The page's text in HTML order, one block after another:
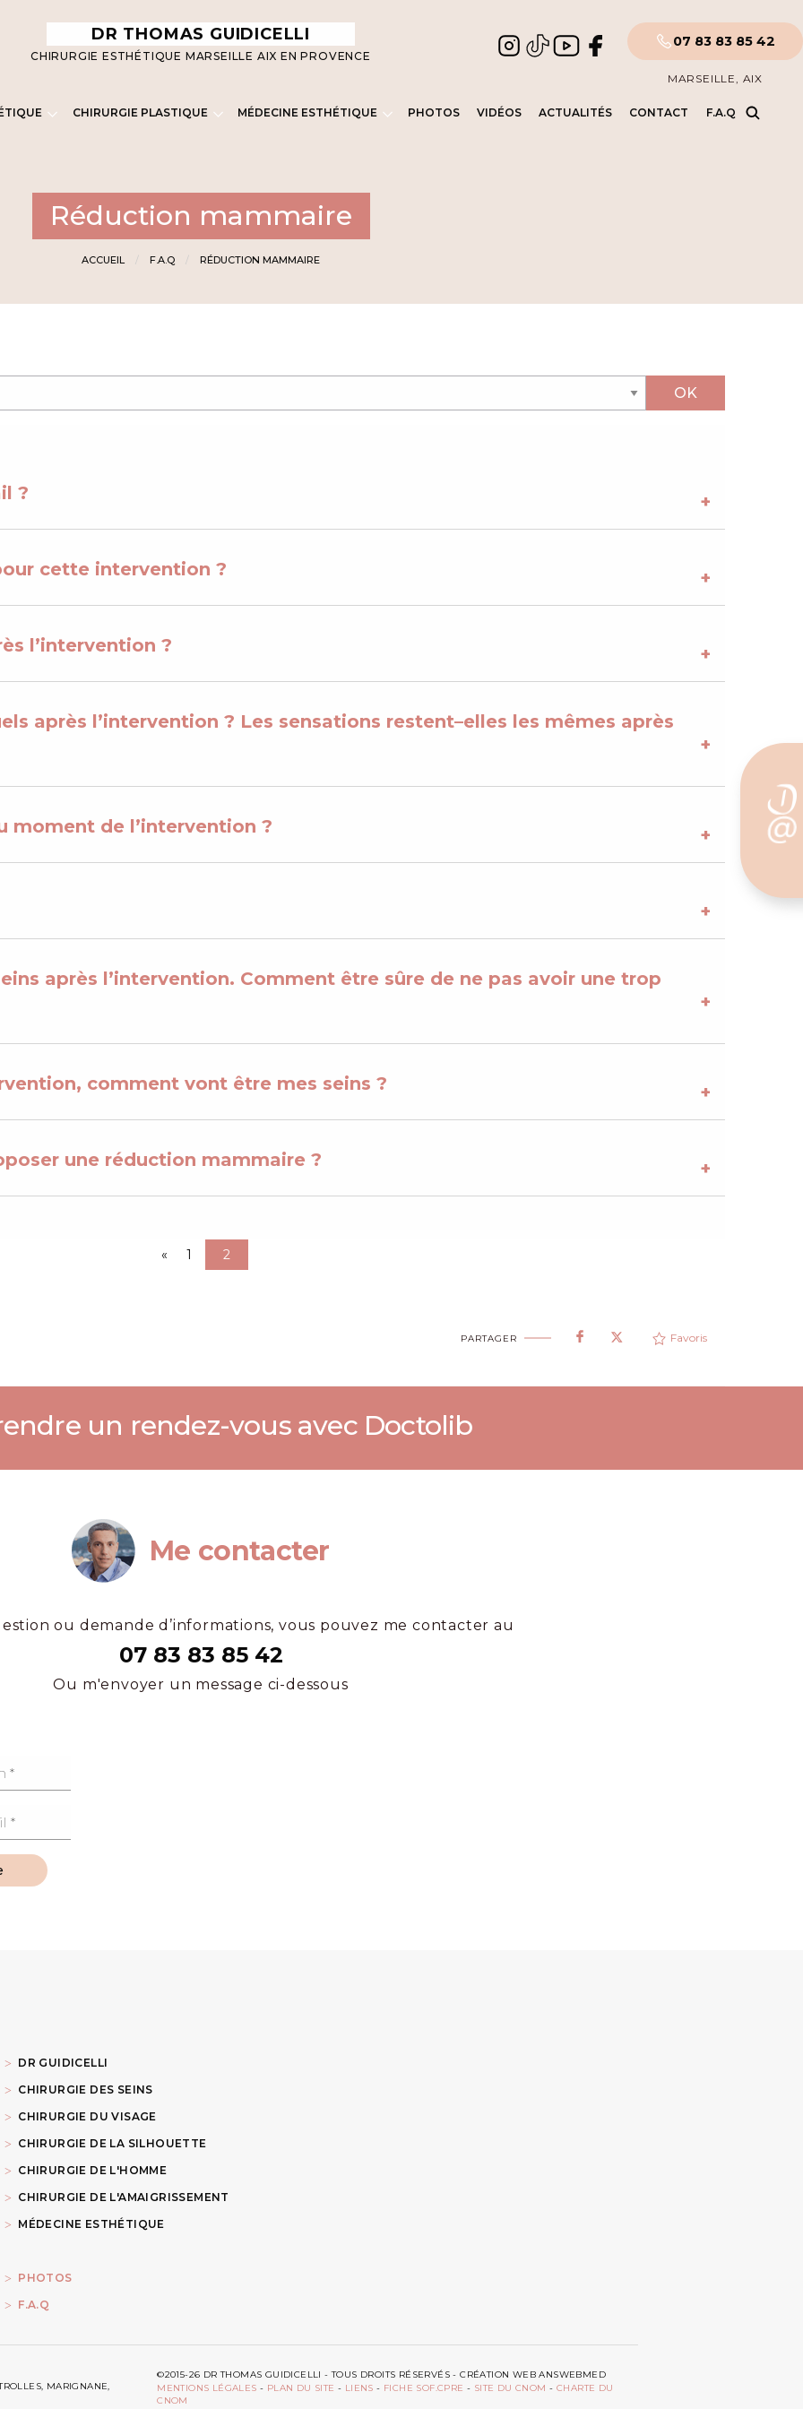
DR THOMAS GUIDICELLI
CHIRURGIE ESTHÉTIQUE MARSEILLE AIX EN PROVENCE
07 83 83 85 42
MARSEILLE, AIX
CHIRURGIE PLASTIQUE MÉDECINE ESTHÉTIQUE PHOTOS VIDÉOS ACTUALITÉS CONTACT F.A.Q
Réduction mammaire
ACCUEIL F.A.Q RÉDUCTION MAMMAIRE
?
cette intervention ?
l’intervention ?
après l’intervention ? Les sensations restent–elles les mêmes après
moment de l’intervention ?
après l’intervention. Comment être sûre de ne pas avoir une trop
comment vont être mes seins ?
une réduction mammaire ?
« 1 2
PARTAGER Favoris
un rendez-vous avec Doctolib
Me contacter
ou demande d’informations, vous pouvez me contacter au
07 83 83 85 42
Ou m'envoyer un message ci-dessous
DR GUIDICELLI
CHIRURGIE DES SEINS
CHIRURGIE DU VISAGE
CHIRURGIE DE LA SILHOUETTE
CHIRURGIE DE L'HOMME
CHIRURGIE DE L'AMAIGRISSEMENT
MÉDECINE ESTHÉTIQUE
PHOTOS
F.A.Q
MARIGNANE,
©2015-26 DR THOMAS GUIDICELLI - TOUS DROITS RÉSERVÉS - CRÉATION WEB ANSWEBMED
MENTIONS LÉGALES - PLAN DU SITE - LIENS - FICHE SOF.CPRE - SITE DU CNOM - CHARTE DU
CNOM